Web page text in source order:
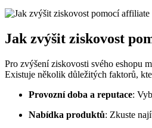
Jak zvýšit ziskovost
Pro zvýšení ziskovosti svého eshopu
Existuje několik důležitých faktorů,
Provozní doba a reputace:
Nabídka produktů: Zkuste